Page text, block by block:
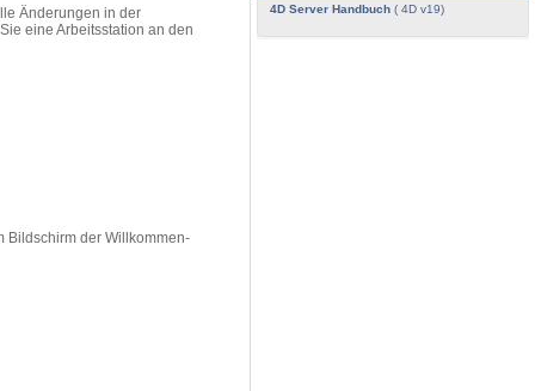
Änderungen in der
eine Arbeitsstation an den
Bildschirm der Willkommen-
4D Server Handbuch( 4D v19)